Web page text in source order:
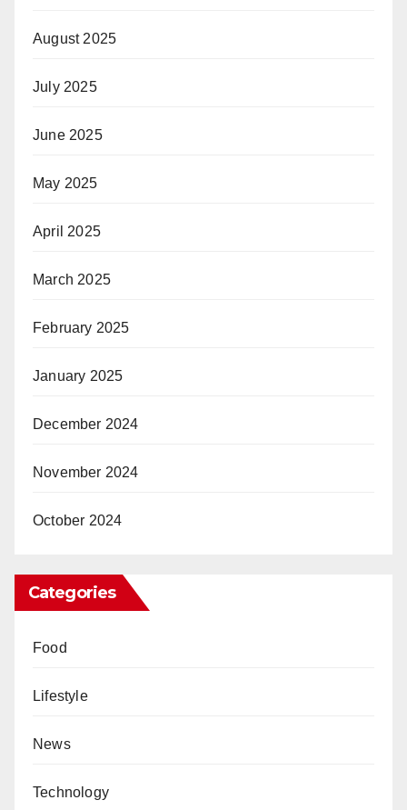
August 2025
July 2025
June 2025
May 2025
April 2025
March 2025
February 2025
January 2025
December 2024
November 2024
October 2024
Categories
Food
Lifestyle
News
Technology